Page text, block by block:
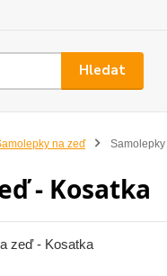
Hledat
na zeď
- Kosatka